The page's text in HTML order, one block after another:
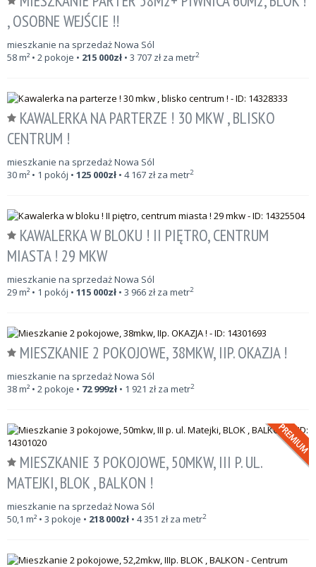
, OSOBNE WEJŚCIE !!
mieszkanie na sprzedaż Nowa Sól
58m² • 2 pokoje • 215 000zł • 3 707 zł za metr2
KAWALERKA NA PARTERZE ! 30 MKW , BLISKO
CENTRUM !
mieszkanie na sprzedaż Nowa Sól
30m² • 1 pokój • 125 000zł • 4 167 zł za metr2
KAWALERKA W BLOKU ! II PIĘTRO, CENTRUM
MIASTA ! 29 MKW
mieszkanie na sprzedaż Nowa Sól
29m² • 1 pokój • 115 000zł • 3 966 zł za metr2
MIESZKANIE 2 POKOJOWE, 38MKW, IIP. OKAZJA !
mieszkanie na sprzedaż Nowa Sól
38m² • 2 pokoje • 72 999zł • 1 921 zł za metr2
MIESZKANIE 3 POKOJOWE, 50MKW, III P. UL.
MATEJKI, BLOK , BALKON !
mieszkanie na sprzedaż Nowa Sól
50,1 m² • 3 pokoje • 218 000zł • 4 351 zł za metr2